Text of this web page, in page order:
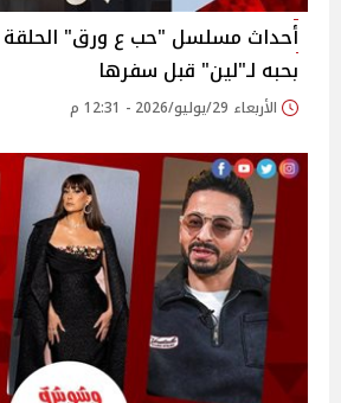
بحبه لـ"لين" قبل سفرها
الأربعاء 29/يوليو/2026 - 12:31 م